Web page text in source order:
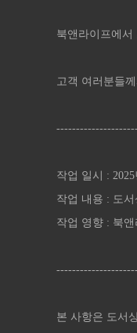
북앤라이프에
고객 여러분들
작업 일시 :
작업 내용 : 도
작업 영향 : 북
본 사항은 도서